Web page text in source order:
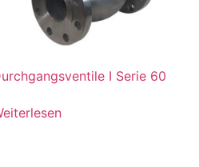
I Serie 60